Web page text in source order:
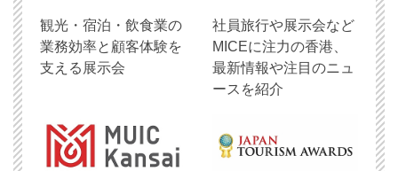
観光・宿泊・飲食業の
業務効率と顧客体験を
支える展示会
社員旅行や展示会など
MICEに注力の香港、
最新情報や注目のニュ
ースを紹介